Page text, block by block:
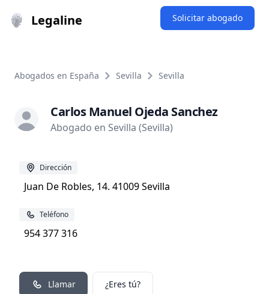
Legaline Solicitar abogado
Abogados en España Sevilla Sevilla
Carlos Manuel Ojeda Sanchez
Abogado en Sevilla (Sevilla)
Dirección
Juan De Robles, 14. 41009 Sevilla
Teléfono
954 377 316
Llamar ¿Eres tú?